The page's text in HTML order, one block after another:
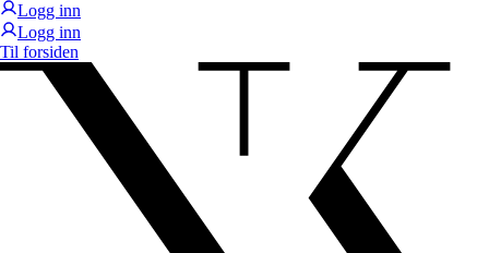
Logg inn
Logg inn
Til forsiden